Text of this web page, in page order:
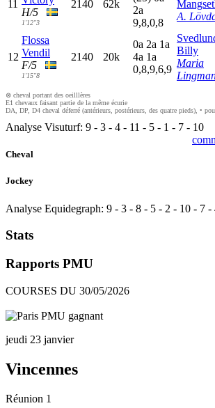
11
H/5
1'12"3
2140 62k
2a
9,8,0,8
A.
12
Flossa
Vendil
F/5
1'15"8
2140 20k
0a 2a 1a
4a 1a
0,8,9,6,9
Billy
Maria
⊗ cheval portant des oeilllères
E1 chevaux faisant partie de la même écurie
DA, DP, D4 cheval déferré (antérieurs, postérieurs, des quatre pieds), •
Analyse Visuturf: 9 - 3 - 4 - 11 - 5 - 1 - 7 - 10
Cheval
Jockey
Analyse Equidegraph: 9 - 3 - 8 - 5 - 2 - 10 - 7 -
Stats
Rapports PMU
COURSES DU 30/05/2026
jeudi 23 janvier
Vincennes
Réunion 1